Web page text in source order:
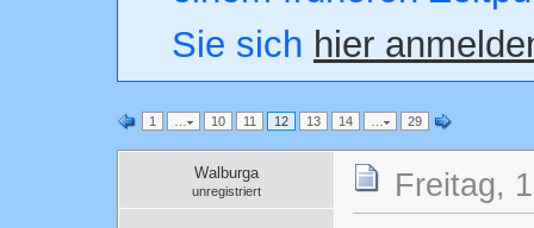
Sie sich hier
1 … 10 11 12 13 14 … 29
Walburga
unregistriert Freitag,